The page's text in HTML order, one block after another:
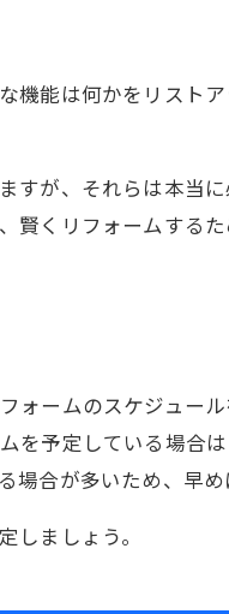
能は何かをリスト
が、それらは本当
賢くリフォームする
ームのスケジュー
を予定している場合
合が多いため、早
しましょう。